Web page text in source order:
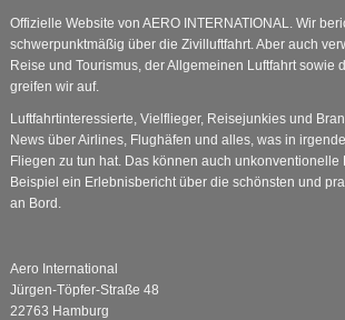
Offizielle Website von AERO INTERNATIONAL. Wir
schwerpunktmäßig über die Zivilluftfahrt. Aber auch
Reise und Tourismus, der Allgemeinen Luftfahrt sowie
greifen wir auf.
Luftfahrtinteressierte, Vielflieger, Reisejunkies und
News über Airlines, Flughäfen und alles, was in
Fliegen zu tun hat. Das können auch unkonventionelle
Beispiel ein Erlebnisbericht über die schönsten und
an Bord.
Aero International
Jürgen-Töpfer-Straße 48
22763 Hamburg